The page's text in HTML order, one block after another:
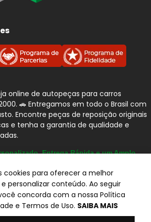
de fricção.
Segurança na
em peças automotivas e ajudamos
suporte do início ao pós-venda.
Nota FiscaleGarantia.
humanizadopara dúvidas
e compatibilidade.
Frequentes sobre
LE
online de autopeças para carros
🚗 Entregamos em todo o Brasil com
Encontre peças de reposição originais
e tenha a garantia de qualidade e
Entrega Rápida e um Amplo
Peças Automotivas Ltda.
cookies para oferecer a melhor
personalizar conteúdo. Ao seguir
concorda com a nossa Política
e Termos de Uso. SAIBA MAIS